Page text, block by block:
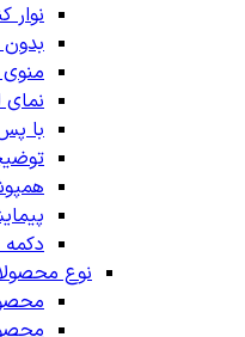
نوار
با
دکمه
نوع